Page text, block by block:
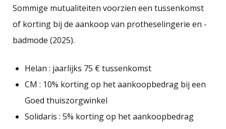
Sommige mutualiteiten voorzien een tussenkomst
of korting bij de aankoop van protheselingerie en -
badmode (2025).
Helan : jaarlijks 75 € tussenkomst
CM : 10% korting op het aankoopbedrag bij een
Goed thuiszorgwinkel
Solidaris : 5% korting op het aankoopbedrag